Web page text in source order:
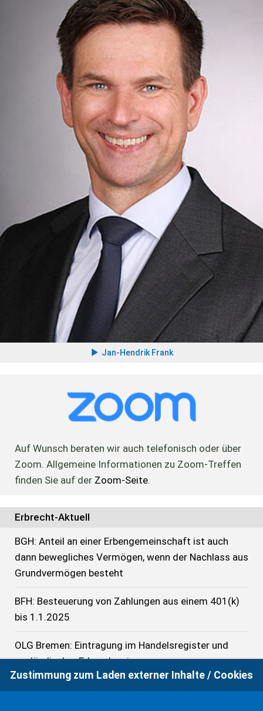
Jan-Hendrik Frank
Auf Wunsch beraten wir auch telefonisch oder über
Zoom. Allgemeine Informationen zu Zoom-Treffen
finden Sie auf der Zoom-Seite.
Erbrecht-Aktuell
BGH: Anteil an einer Erbengemeinschaft ist auch
dann bewegliches Vermögen, wenn der Nachlass aus
Grundvermögen besteht
BFH: Besteuerung von Zahlungen aus einem 401(k)
bis 1.1.2025
OLG Bremen: Eintragung im Handelsregister und
ausländischer Erbnachweis
OLG Nürnberg: Beschwerdegericht darf nicht die
Zustimmung zum Laden externer Inhalte / Cookies